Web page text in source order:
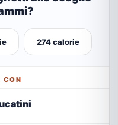
274 calorie
CON